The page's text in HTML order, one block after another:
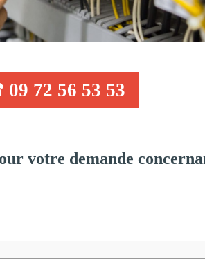
72 56 53 53
votre demande